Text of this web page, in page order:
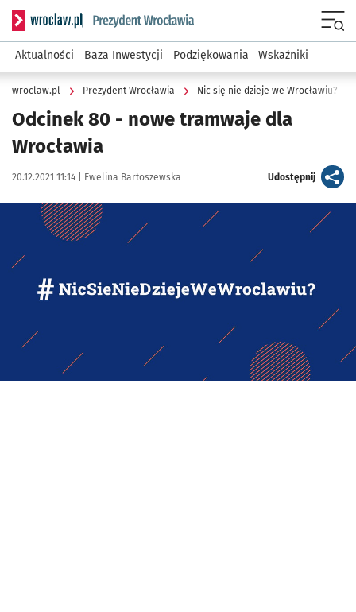
Serwis informacyjny wroclaw.pl podserwis: Prezydent
Aktualności Baza Inwestycji Podziękowania Wskaźniki
wroclaw.pl Prezydent Wrocławia Nic się nie dzieje we Wrocławiu?
Odcinek 80 - nowe tramwaje dla
Wrocławia
Data publikacji:
20.12.2021 11:14 | Autor:
Ewelina Bartoszewska Udostępnijartykuł
Kliknij, aby powiększyć